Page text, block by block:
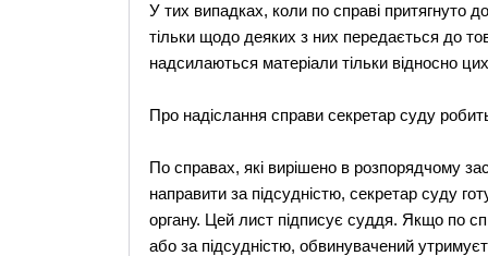
У тих випадках, коли по справі притягнуто
тільки щодо деяких з них передається до
надсилаються матеріали тільки відносно
Про надіслання справи секретар суду
По справах, які вирішено в розпорядчому
направити за підсудністю, секретар суду
органу. Цей лист підписує суддя. Якщо по
або за підсудністю, обвинувачений